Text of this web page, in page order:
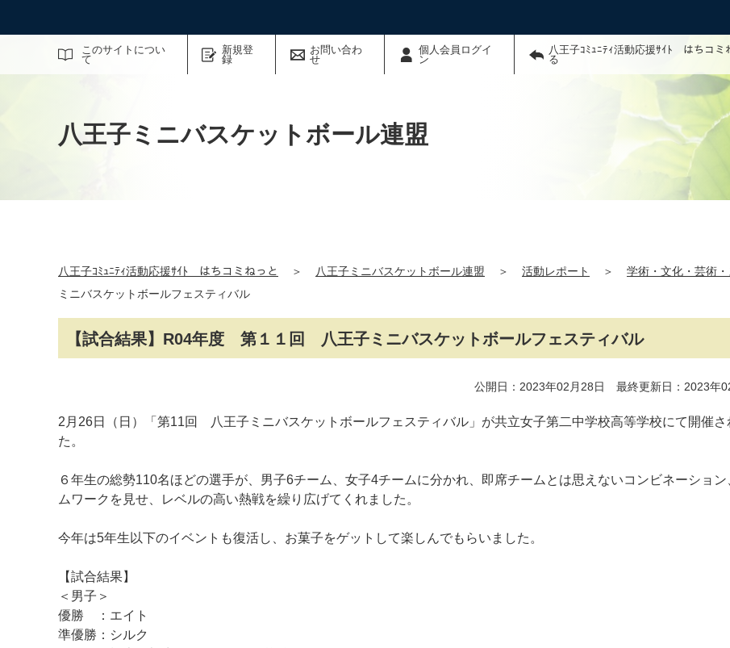
このサイトについ
て
新規登
録
お問い合わ
せ
個人会員ログイ
ン
八王子ｺﾐｭﾆﾃｨ活動応援ｻｲﾄ はちコミ
る
サイト内検索
八王子ミニバスケットボール連盟
八王子ｺﾐｭﾆﾃｨ活動応援ｻｲﾄ はちコミねっと ＞ 八王子ミニバスケットボール連盟 ＞ 活動レポート ＞ 学術・文化・芸術
ミニバスケットボールフェスティバル
【試合結果】R04年度 第１１回 八王子ミニバスケットボールフェスティバル
公開日：2023年02月28日 最終更新日：2023年
2月26日（日）「第11回 八王子ミニバスケットボールフェスティバル」が共立女子第二中学校高等学校にて開催さ
た。
６年生の総勢110名ほどの選手が、男子6チーム、女子4チームに分かれ、即席チームとは思えないコンビネーション
ムワークを見せ、レベルの高い熱戦を繰り広げてくれました。
今年は5年生以下のイベントも復活し、お菓子をゲットして楽しんでもらいました。
【試合結果】
＜男子＞
優勝 ：エイト
準優勝：シルク
マイメディア検索